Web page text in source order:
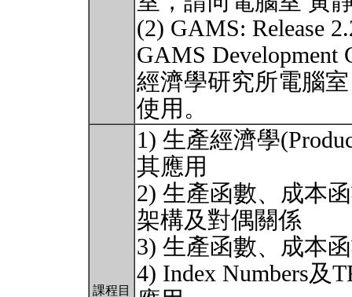
(2) GAMS: Release
GAMS
經濟學研究所電腦
使用。
課程目
1) 生產經濟學
其應用
2) 生產函數、成本
架構及對偶關係
3) 生產函數、成本
4) Index Numbers及